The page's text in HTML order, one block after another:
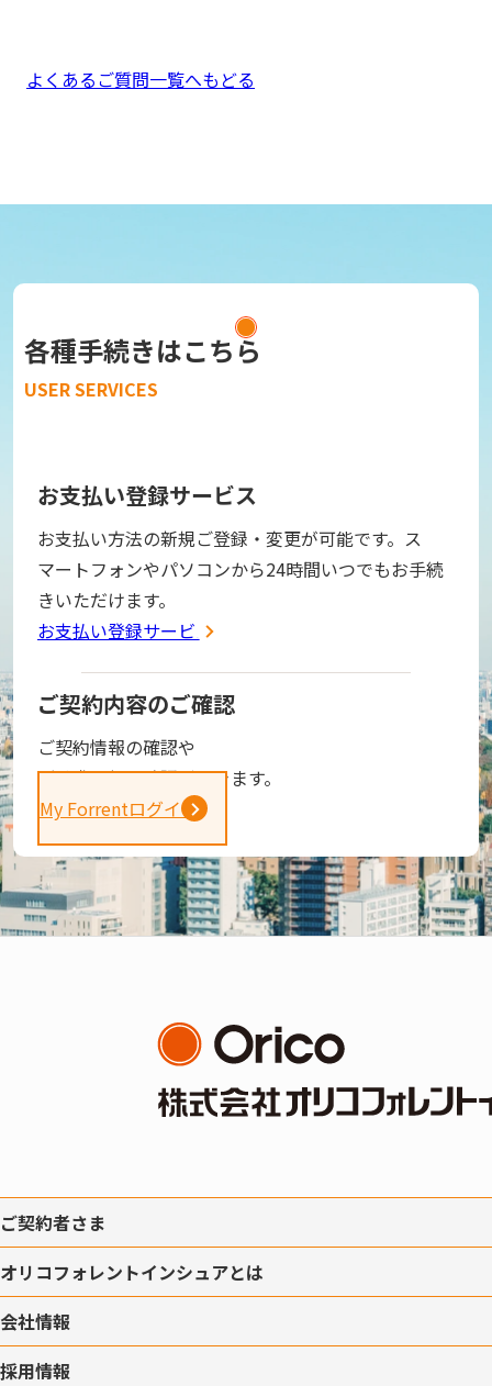
よくあるご質問一覧へもどる
各種手続きはこちら
USER SERVICES
お支払い登録サービス
お支払い方法の新規ご登録・変更が可能です。ス
マートフォンやパソコンから24時間いつでもお手続
きいただけます。
お支払い登録サービス
ご契約内容のご確認
ご契約情報の確認や
ご請求金額の確認ができます。
My Forrentログイン
ご契約者さま
オリコフォレントインシュアとは
会社情報
採用情報